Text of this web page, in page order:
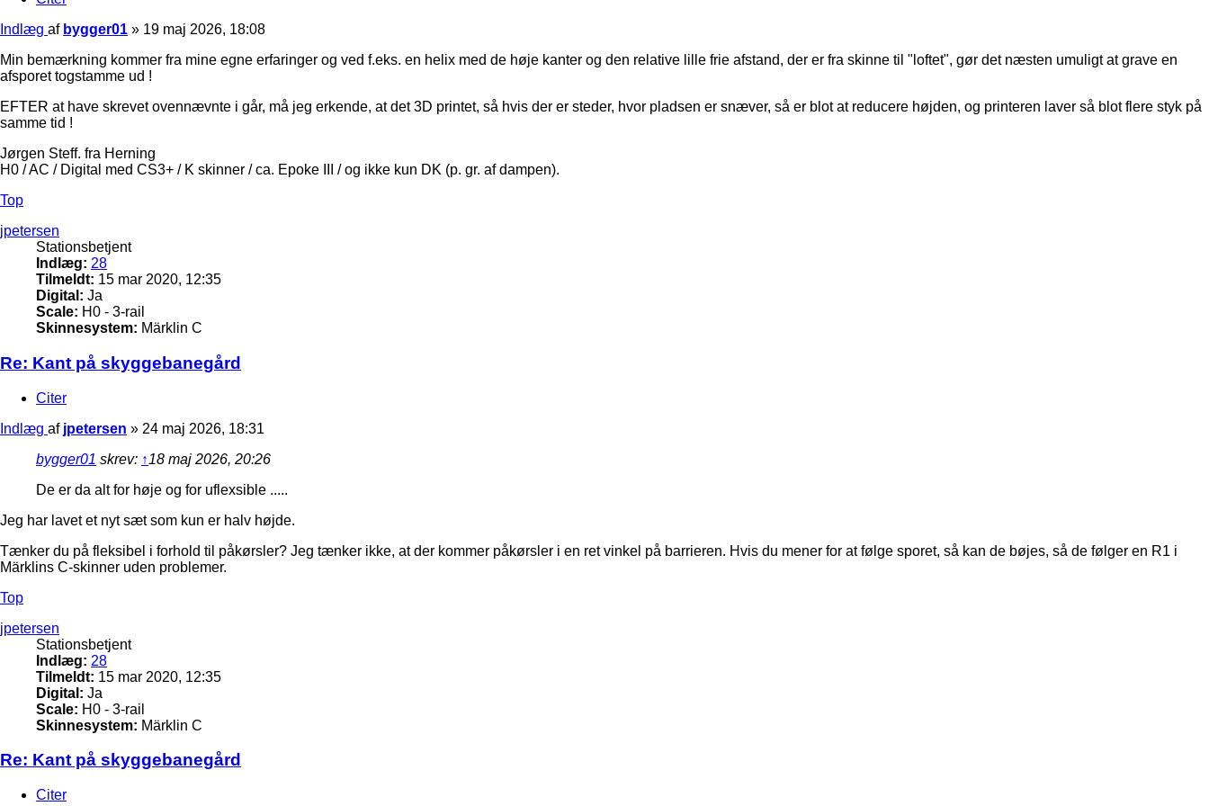
Indlæg af bygger01 » 19 maj 2026, 18:08
Min bemærkning kommer fra mine egne erfaringer og ved f.eks. en helix med de høje kanter og den relative lille frie afstand, der er fra skinne til "loftet", gør det næsten umuligt at grave en
afsporet togstamme ud !
EFTER at have skrevet ovennævnte i går, må jeg erkende, at det 3D printet, så hvis der er steder, hvor pladsen er snæver, så er blot at reducere højden, og printeren laver så blot flere styk på
samme tid !
Jørgen Steff. fra Herning
H0 / AC / Digital med CS3+ / K skinner / ca. Epoke III / og ikke kun DK (p. gr. af dampen).
Top
jpetersen
Stationsbetjent
Indlæg: 28
Tilmeldt: 15 mar 2020, 12:35
Digital: Ja
Scale: H0 - 3-rail
Skinnesystem: Märklin C
Re: Kant på skyggebanegård
Citer
Indlæg af jpetersen » 24 maj 2026, 18:31
bygger01 skrev: ↑18 maj 2026, 20:26
De er da alt for høje og for uflexsible .....
Jeg har lavet et nyt sæt som kun er halv højde.
Tænker du på fleksibel i forhold til påkørsler? Jeg tænker ikke, at der kommer påkørsler i en ret vinkel på barrieren. Hvis du mener for at følge sporet, så kan de bøjes, så de følger en R1 i
Märklins C-skinner uden problemer.
Top
jpetersen
Stationsbetjent
Indlæg: 28
Tilmeldt: 15 mar 2020, 12:35
Digital: Ja
Scale: H0 - 3-rail
Skinnesystem: Märklin C
Re: Kant på skyggebanegård
Citer